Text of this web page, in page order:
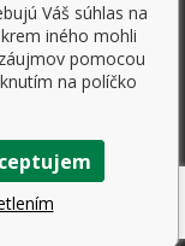
shop, športové
vyhradené.
Váš súhlas na
iného mohli
pomocou
na políčko